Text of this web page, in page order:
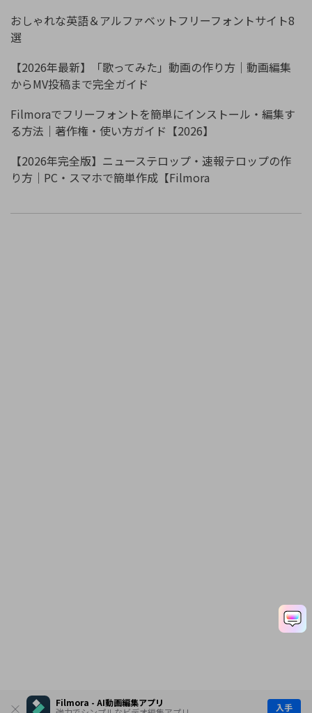
Filmora - AI動画編集アプリ
入手
おしゃれな英語＆アルファベットフリーフォントサイト8
選
【2026年最新】「歌ってみた」動画の作り方｜動画編集
からMV投稿まで完全ガイド
Filmoraでフリーフォントを簡単にインストール・編集す
る方法｜著作権・使い方ガイド【2026】
【2026年完全版】ニューステロップ・速報テロップの作
り方｜PC・スマホで簡単作成【Filmora